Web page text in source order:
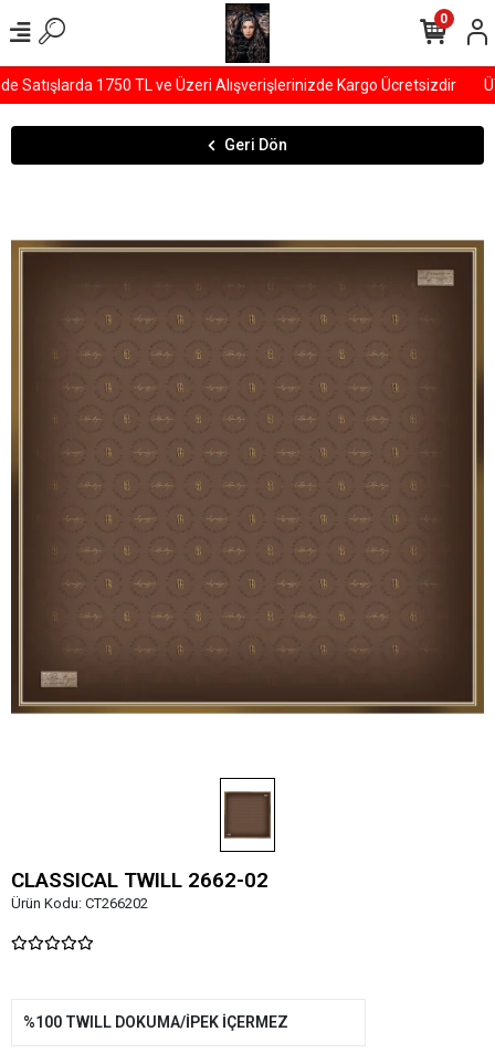
1750 TL ve Üzeri Alışverişlerinizde Kargo Ücretsizdir
0
Geri Dön
CLASSICAL TWILL 2662-02
Ürün Kodu: CT266202
%100 TWILL DOKUMA/İPEK İÇERMEZ